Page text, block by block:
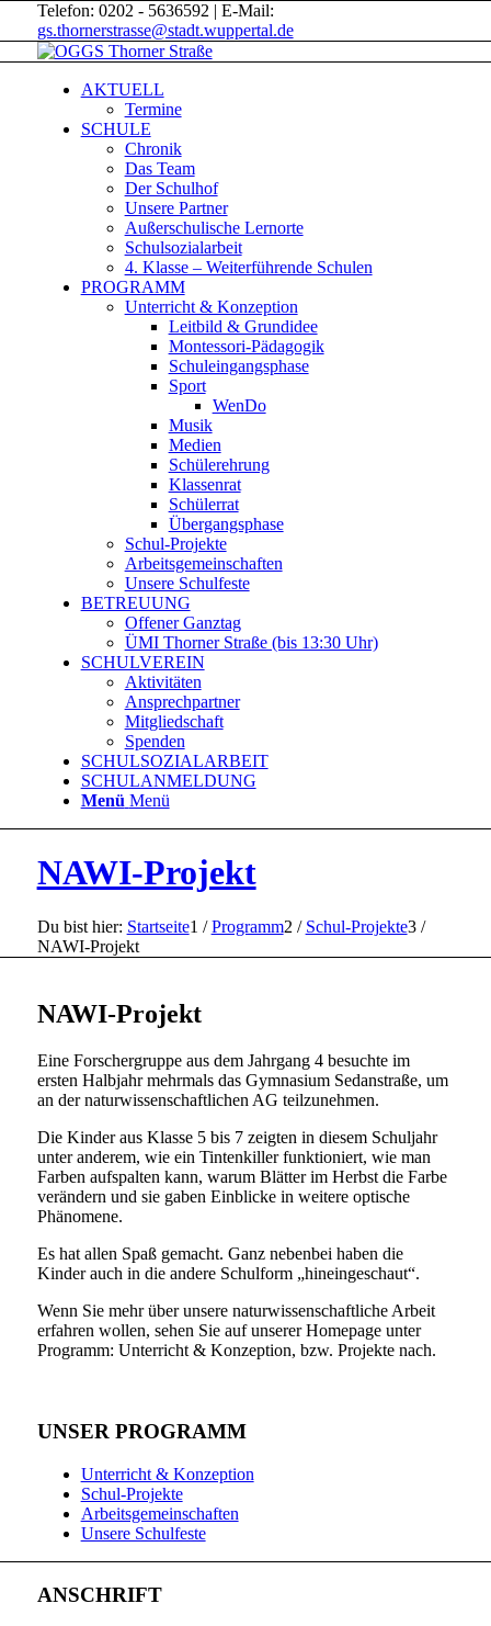
Telefon: 0202 - 5636592 | E-Mail:
gs.thornerstrasse@stadt.wuppertal.de
AKTUELL
Termine
SCHULE
Chronik
Das Team
Der Schulhof
Unsere Partner
Außerschulische Lernorte
Schulsozialarbeit
4. Klasse – Weiterführende Schulen
PROGRAMM
Unterricht & Konzeption
Leitbild & Grundidee
Montessori-Pädagogik
Schuleingangsphase
Sport
WenDo
Musik
Medien
Schülerehrung
Klassenrat
Schülerrat
Übergangsphase
Schul-Projekte
Arbeitsgemeinschaften
Unsere Schulfeste
BETREUUNG
Offener Ganztag
ÜMI Thorner Straße (bis 13:30 Uhr)
SCHULVEREIN
Aktivitäten
Ansprechpartner
Mitgliedschaft
Spenden
SCHULSOZIALARBEIT
SCHULANMELDUNG
Menü Menü
NAWI-Projekt
Du bist hier: Startseite1 / Programm2 / Schul-Projekte3 /
NAWI-Projekt
NAWI-Projekt
Eine Forschergruppe aus dem Jahrgang 4 besuchte im
ersten Halbjahr mehrmals das Gymnasium Sedanstraße, um
an der naturwissenschaftlichen AG teilzunehmen.
Die Kinder aus Klasse 5 bis 7 zeigten in diesem Schuljahr
unter anderem, wie ein Tintenkiller funktioniert, wie man
Farben aufspalten kann, warum Blätter im Herbst die Farbe
verändern und sie gaben Einblicke in weitere optische
Phänomene.
Es hat allen Spaß gemacht. Ganz nebenbei haben die
Kinder auch in die andere Schulform „hineingeschaut“.
Wenn Sie mehr über unsere naturwissenschaftliche Arbeit
erfahren wollen, sehen Sie auf unserer Homepage unter
Programm: Unterricht & Konzeption, bzw. Projekte nach.
UNSER PROGRAMM
Unterricht & Konzeption
Schul-Projekte
Arbeitsgemeinschaften
Unsere Schulfeste
ANSCHRIFT